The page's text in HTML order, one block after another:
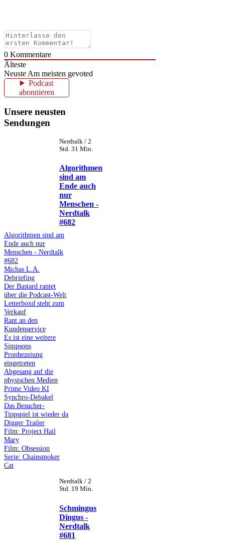
0 Kommentare
Älteste
Neuste Am meisten gevoted
Podcast
abonnieren
Unsere neusten
Sendungen
Nerdtalk / 2
Std. 31 Min.
Algorithmen
sind am
Ende auch
nur
Menschen -
Nerdtalk
#682
Algorithmen sind am
Ende auch nur
Menschen - Nerdtalk
#682
Michas L.A.
Debriefing
Der Bastard rantet
über die Podcast-Welt
Letterboxd steht zum
Verkauf
Rant an den
Kundenservice
Es ist eine weitere
Simpsons
Prophezeiung
eingetreten
Abgesang auf die
physischen Medien
Prime Video KI
Synchro-Debakel
Das Besucher-
Tippspiel ist wieder da
Digger Trailer
Film: Project Hail
Mary
Film: Obsession
Serie: Chainsmoker
Cat
Nerdtalk / 2
Std. 19 Min.
Schmingus
Dingus -
Nerdtalk
#681